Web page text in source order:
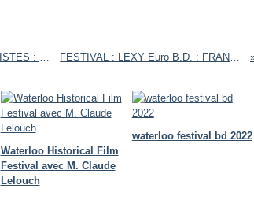
7 ième P'TIT MONTMARTRE de la MAISON DES ARTISTES : NIVELLES FESTIVAL : LEXY Euro B.D. : FRANCE 2010
Waterloo Historical Film
Festival avec M. Claude
Lelouch
waterloo festival bd 2022